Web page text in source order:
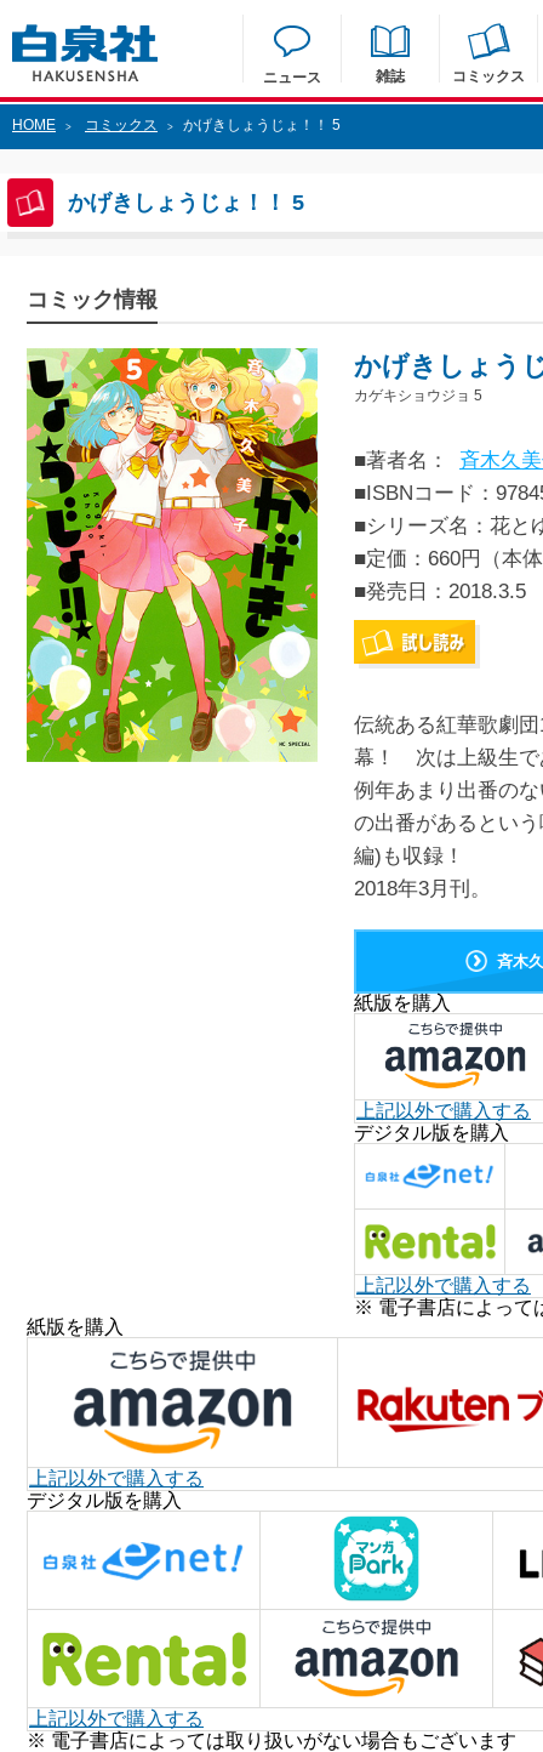
ニュース 雑誌 コミックス
HOME > コミックス > かげきしょうじょ！！ 5
かげきしょうじょ！！ 5
コミック情報
かげきしょう
カゲキショウジョ 5
■著者名：
斉木久
■ISBNコード：
■シリーズ名：花と
■定価：660円（本
■発売日： 2018.3.5
伝統ある紅華歌劇
幕！ 次は上級生
例年あまり出番の
の出番があるとい
編)も収録！
2018年3月刊。
斉木
紙版を購入
上記以外で購入する
デジタル版を購入
上記以外で購入する
※ 電子書店によって
紙版を購入
上記以外で購入する
デジタル版を購入
上記以外で購入する
※ 電子書店によっては取り扱いがない場合もございます